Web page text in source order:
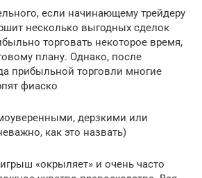
если начинающему трейдеру
несколько выгодных сделок
торговать некоторое время,
плану. Однако, после
прибыльной торговли многие
фиаско
дерзкими или
как это назвать)
«окрыляет» и очень часто